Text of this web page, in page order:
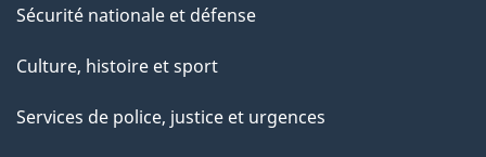
Sécurité nationale et défense
Culture, histoire et sport
Services de police, justice et urgences